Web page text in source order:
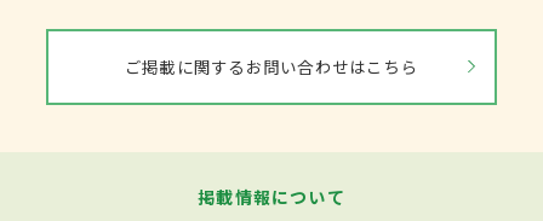
ご掲載に関するお問い合わせはこちら
掲載情報について